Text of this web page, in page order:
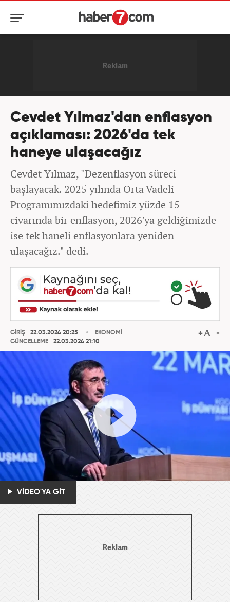
Cevdet Yılmaz'dan enflasyon
açıklaması: 2026'da tek
haneye ulaşacağız
Cevdet Yılmaz, "Dezenflasyon süreci
başlayacak. 2025 yılında Orta Vadeli
Programımızdaki hedefimiz yüzde 15
civarında bir enflasyon, 2026'ya geldiğimizde
ise tek haneli enflasyonlara yeniden
ulaşacağız." dedi.
GİRİŞ
22.03.2024 20:25
GÜNCELLEME
22.03.2024 21:10
EKONOMİ
VİDEO'YA GİT